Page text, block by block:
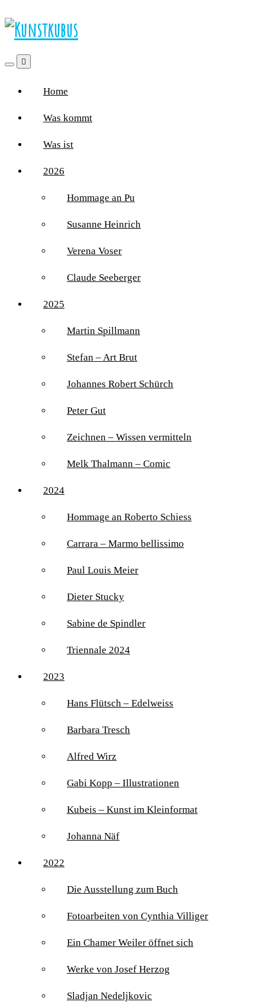
Home
Was kommt
Was ist
2026
Hommage an Pu
Susanne Heinrich
Verena Voser
Claude Seeberger
2025
Martin Spillmann
Stefan – Art Brut
Johannes Robert Schürch
Peter Gut
Zeichnen – Wissen vermitteln
Melk Thalmann – Comic
2024
Hommage an Roberto Schiess
Carrara – Marmo bellissimo
Paul Louis Meier
Dieter Stucky
Sabine de Spindler
Triennale 2024
2023
Hans Flütsch – Edelweiss
Barbara Tresch
Alfred Wirz
Gabi Kopp – Illustrationen
Kubeis – Kunst im Kleinformat
Johanna Näf
2022
Die Ausstellung zum Buch
Fotoarbeiten von Cynthia Villiger
Ein Chamer Weiler öffnet sich
Werke von Josef Herzog
Sladjan Nedeljkovic